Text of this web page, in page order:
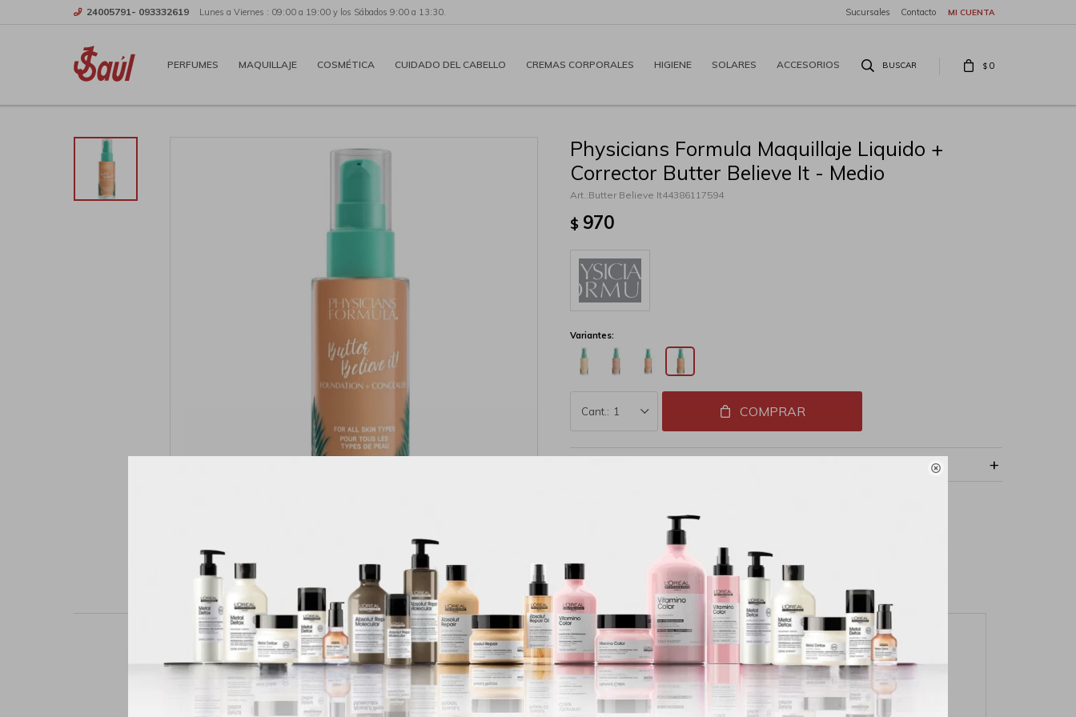

PERFUMES MAQUILLAJE COSMÉTICA CUIDADO DEL CABELLO CREMAS CORPORALES HIGIENE SOLARES ACCESORIOS $ 0
24005791- 093332619 Lunes a Viernes : 09:00 a 19:00 y los Sábados 9:00 a 13:30. Sucursales Contacto
Physicians Formula Maquillaje Liquido +
Corrector Butter Believe It - Medio
Butter Believe It44386117594
$ 970
Variantes:
1 COMPRAR
Productos que te pueden interesar